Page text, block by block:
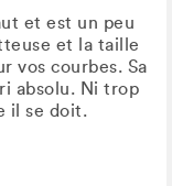
et est un peu
et la taille
vos courbes. Sa
absolu. Ni trop
il se doit.